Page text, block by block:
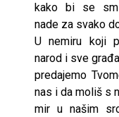
kako bi se
nade za svako
U nemiru koji
narod i sve
predajemo
nas i da moliš s
mir u našim